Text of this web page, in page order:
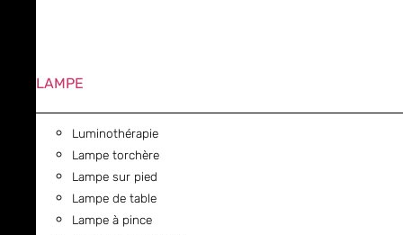
LAMPE
Luminothérapie
Lampe torchère
Lampe sur pied
Lampe de table
Lampe à pince